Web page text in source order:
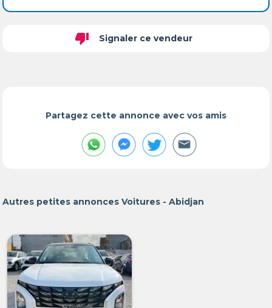
thumb_down Signaler ce vendeur
Partagez cette annonce avec vos amis
Autres petites annonces Voitures - Abidjan